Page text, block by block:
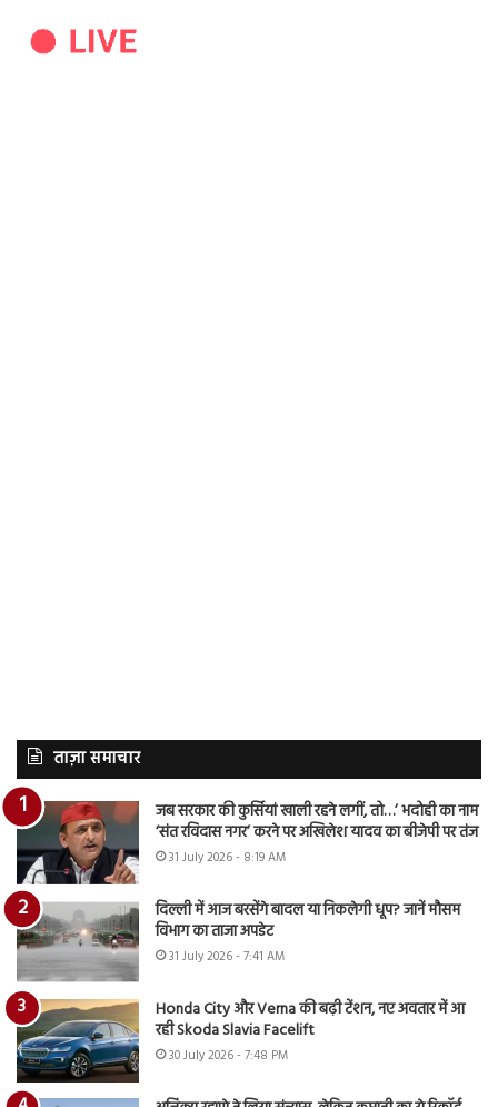
ताज़ा समाचार
जब सरकार की कुर्सियां खाली रहने लगीं, तो…’ भदोही का नाम
‘संत रविदास नगर’ करने पर अखिलेश यादव का बीजेपी पर तंज
31 July 2026 - 8:19 AM
दिल्ली में आज बरसेंगे बादल या निकलेगी धूप? जानें मौसम
विभाग का ताजा अपडेट
31 July 2026 - 7:41 AM
Honda City और Verna की बढ़ी टेंशन, नए अवतार में आ
रही Skoda Slavia Facelift
30 July 2026 - 7:48 PM